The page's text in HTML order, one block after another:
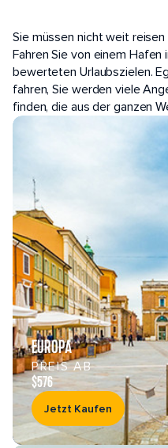
Sie müssen nicht weit reisen
Fahren Sie von einem
bewerteten Urlaubszielen.
fahren, Sie werden viele
finden, die aus der ganzen
EUROPA
PREIS AB
$576
Jetzt Kaufen